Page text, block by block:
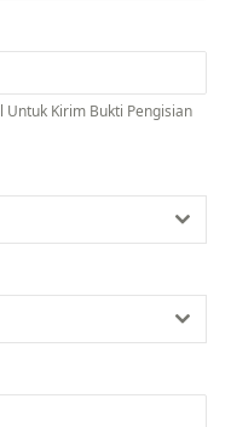
n
i
a
+
Untuk Kirim Bukti Pengisian